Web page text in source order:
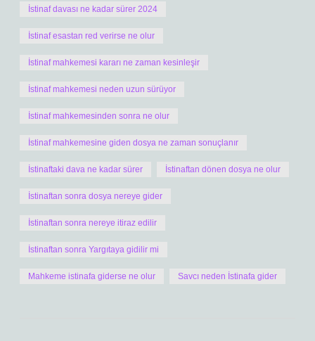
İstinaf davası ne kadar sürer 2024
İstinaf esastan red verirse ne olur
İstinaf mahkemesi kararı ne zaman kesinleşir
İstinaf mahkemesi neden uzun sürüyor
İstinaf mahkemesinden sonra ne olur
İstinaf mahkemesine giden dosya ne zaman sonuçlanır
İstinaftaki dava ne kadar sürer İstinaftan dönen dosya ne olur
İstinaftan sonra dosya nereye gider
İstinaftan sonra nereye itiraz edilir
İstinaftan sonra Yargıtaya gidilir mi
Mahkeme istinafa giderse ne olur Savcı neden İstinafa gider